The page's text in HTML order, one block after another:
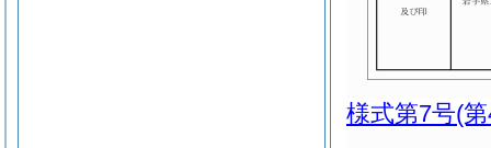
様式第7号(